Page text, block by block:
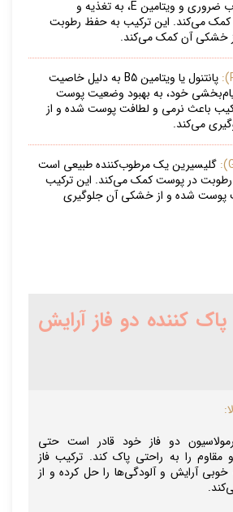
داشتن اسیدهای چرب ضروری و ویتامین E، به تغذیه و
می‌کند. این ترکیب به حفظ رطوبت
خشکی آن کمک می‌کند.
پانتنول یا ویتامین B5 به دلیل خاصیت
خود، به بهبود وضعیت پوست
باعث نرمی و لطافت پوست شده و از
می‌کند.
گلیسیرین یک مرطوب‌کننده طبیعی است
در پوست کمک می‌کند. این ترکیب
پوست شده و از خشکی آن جلوگیری
پاک کننده دو فاز آرایش
دو فاز خود قادر است حتی
را به راحتی پاک کند. ترکیب فاز
خوبی آرایش و آلودگی‌ها را حل کرده و از